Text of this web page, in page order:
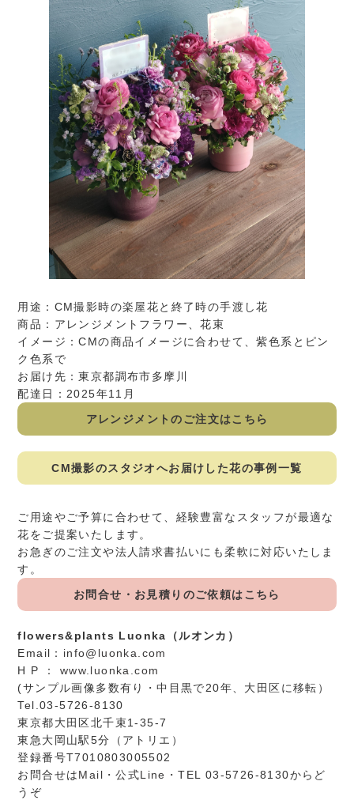
用途：CM撮影時の楽屋花と終了時の手渡し花
商品：アレンジメントフラワー、花束
イメージ：CMの商品イメージに合わせて、紫色系とピン
ク色系で
お届け先：東京都調布市多摩川
配達日：2025年11月
アレンジメントのご注文はこちら
CM撮影のスタジオへお届けした花の事例一覧
ご用途やご予算に合わせて、経験豊富なスタッフが最適な
花をご提案いたします。
お急ぎのご注文や法人請求書払いにも柔軟に対応いたしま
す。
お問合せ・お見積りのご依頼はこちら
flowers&plants Luonka（ルオンカ）
Email： info@luonka.com
H P ： www.luonka.com
(サンプル画像多数有り・中目黒で20年、大田区に移転）
Tel.03-5726-8130
東京都大田区北千束1-35-7
東急大岡山駅5分（アトリエ）
登録番号T7010803005502
お問合せはMail ・公式Line ・TEL 03-5726-8130からど
うぞ